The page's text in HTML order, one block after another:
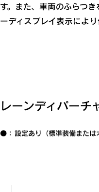
す。また、車両のふらつ
ーディスプレイ表示により
レーンディパーチ
●： 設定あり（標準装備また